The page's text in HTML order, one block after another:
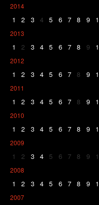
2014
1 2 3 4 5 6 7 8 9
2013
1 2 3 4 5 6 7 8 9
2012
1 2 3 4 5 6 7 8 9
2011
1 2 3 4 5 6 7 8 9
2010
1 2 3 4 5 6 7 8 9
2009
1 2 3 4 5 6 7 8 9
2008
1 2 3 4 5 6 7 8 9
2007